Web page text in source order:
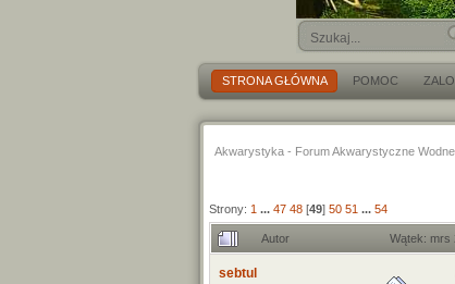
STRONA GŁÓWNA POMOC
Akwarystyka - Forum Akwarystyczne
Strony: 1 ... 47 48 [49] 50 51 ... 54
Autor Wątek: mrs
sebtul